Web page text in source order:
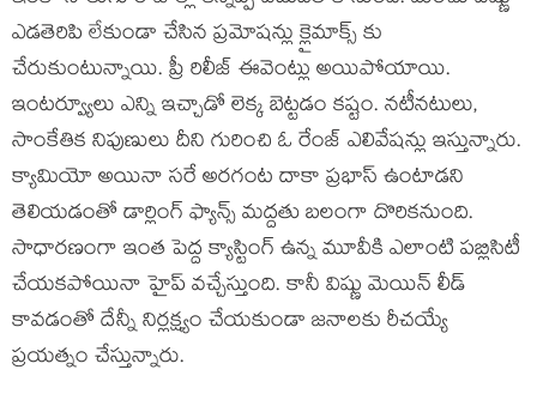
ఎడతెరిపి లేకుండా చేసిన ప్రమోషన్లు క్లైమాక్స్ కు
చేరుకుంటున్నాయి. ప్రీ రిలీజ్ ఈవెంట్లు అయిపోయాయి.
ఇంటర్వ్యూలు ఎన్ని ఇచ్చాడో లెక్క బెట్టడం కష్టం. నటీనటులు,
సాంకేతిక నిపుణులు దీని గురించి ఓ రేంజ్ ఎలివేషన్లు ఇస్తున్నారు.
క్యామియో అయినా సరే అరగంట దాకా ప్రభాస్ ఉంటాడని
తెలియడంతో డార్లింగ్ ఫ్యాన్స్ మద్దతు బలంగా దొరికనుంది.
సాధారణంగా ఇంత పెద్ద క్యాస్టింగ్ ఉన్న మూవీకి ఎలాంటి పబ్లిసిటీ
చేయకపోయినా హైప్ వచ్చేస్తుంది. కానీ విష్ణు మెయిన్ లీడ్
కావడంతో దేన్నీ నిర్లక్ష్యం చేయకుండా జనాలకు రీచయ్యే
ప్రయత్నం చేస్తున్నారు.